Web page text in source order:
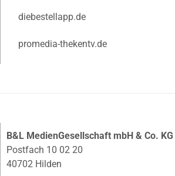
diebestellapp.de
promedia-thekentv.de
B&L MedienGesellschaft mbH & Co. KG
Postfach 10 02 20
40702 Hilden